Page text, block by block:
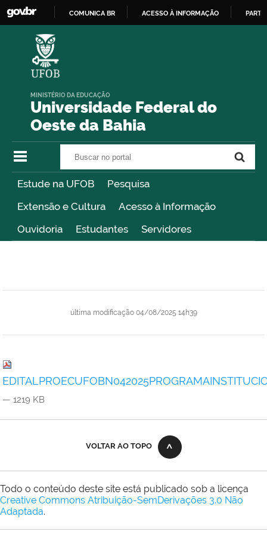
COMUNICA BR ACESSO À INFORMAÇÃO
Universidade Federal do
Oeste da Bahia
MINISTÉRIO DA EDUCAÇÃO
Estude na UFOB
Pesquisa
Extensão e Cultura
Acesso à Informação
Ouvidoria
Estudantes Servidores
última modificação04/08/2025 14h39
— 1219 KB
VOLTAR AO TOPO
Todo o conteúdo deste site está publicado sob a licença
Creative Commons Atribuição-SemDerivações 3.0 Não
Adaptada.